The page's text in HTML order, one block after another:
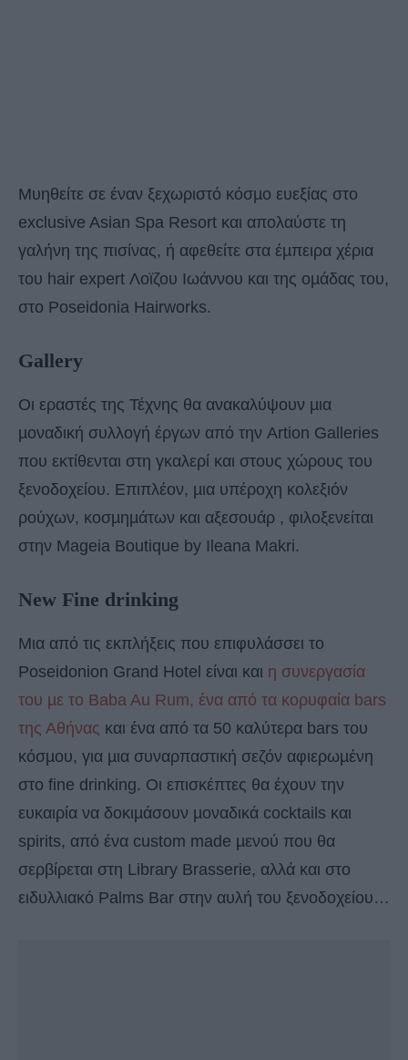
Μυηθείτε σε έναν ξεχωριστό κόσµο ευεξίας στο
exclusive Asian Spa Resort και απολαύστε τη
γαλήνη της πισίνας, ή αφεθείτε στα έµπειρα χέρια
του hair expert Λοϊζου Ιωάννου και της οµάδας του,
στο Poseidonia Hairworks.
Gallery
Οι εραστές της Τέχνης θα ανακαλύψουν µια
µοναδική συλλογή έργων από την Artion Galleries
που εκτίθενται στη γκαλερί και στους χώρους του
ξενοδοχείου. Επιπλέον, µια υπέροχη κολεξιόν
ρούχων, κοσµηµάτων και αξεσουάρ , φιλοξενείται
στην Mageia Boutique by Ileana Makri.
New Fine drinking
Μια από τις εκπλήξεις που επιφυλάσσει το
Poseidonion Grand Hotel είναι και η συνεργασία
του µε το Baba Au Rum, ένα από τα κορυφαία bars
της Αθήνας και ένα από τα 50 καλύτερα bars του
κόσµου, για µια συναρπαστική σεζόν αφιερωµένη
στο fine drinking. Οι επισκέπτες θα έχουν την
ευκαιρία να δοκιµάσουν µοναδικά cocktails και
spirits, από ένα custom made µενού που θα
σερβίρεται στη Library Brasserie, αλλά και στο
ειδυλλιακό Palms Bar στην αυλή του ξενοδοχείου…